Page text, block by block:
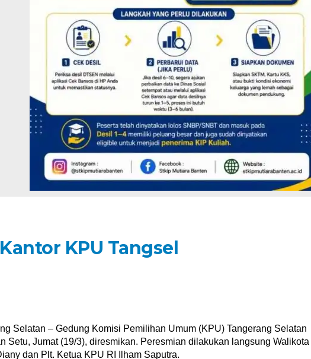
KPU Tangsel
Selatan – Gedung Komisi Pemilihan Umum (KPU) Tangerang Selatan
Setu, Jumat (19/3), diresmikan. Peresmian dilakukan langsung Walikota
dan Plt. Ketua KPU RI Ilham Saputra.